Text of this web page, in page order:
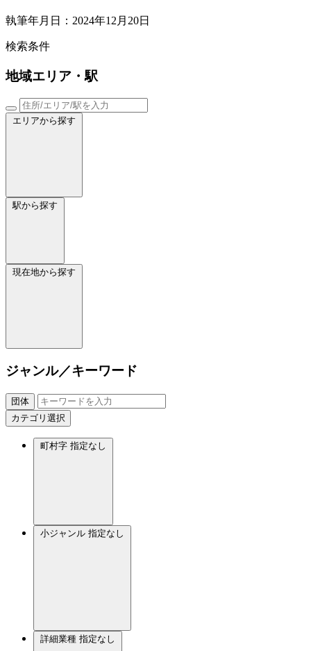
執筆年月日：2024年12月20日
検索条件
地域エリア・駅
エリアから探す
駅から探す
現在地から探す
ジャンル／キーワード
団体
カテゴリ選択
町村字 指定なし
小ジャンル 指定なし
詳細業種 指定なし